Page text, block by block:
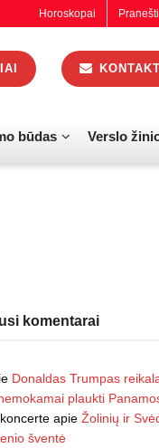
Horoskopai
būdas Verslo
komentarai
Donaldas Trumpas
plaukti
apie Žolinių ir
šventė